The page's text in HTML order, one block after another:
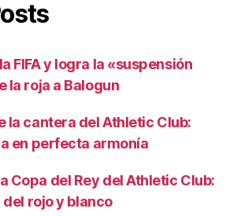
FIFA y logra la «suspensión
la roja a Balogun
la cantera del Athletic Club:
en perfecta armonía
Copa del Rey del Athletic Club:
rojo y blanco